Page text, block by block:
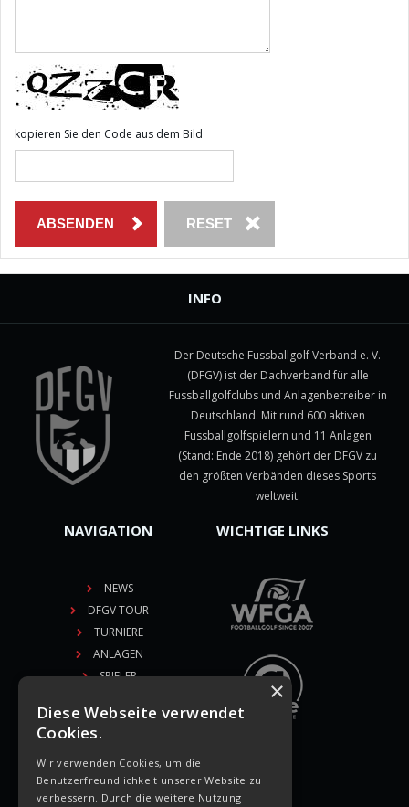
kopieren Sie den Code aus dem Bild
INFO
Der Deutsche Fussballgolf Verband e. V.
(DFGV) ist der Dachverband für alle
Fussballgolfclubs und Anlagenbetreiber in
Deutschland. Mit rund 600 aktiven
Fussballgolfspielern und 11 Anlagen
(Stand: Ende 2018) gehört der DFGV zu
den größten Verbänden dieses Sports
weltweit.
NAVIGATION
NEWS
DFGV TOUR
TURNIERE
ANLAGEN
SPIELER
DFGV
CONTACT
WICHTIGE LINKS
MEDIA PARTNER
×
Diese Webseite verwendet
Cookies.
Wir verwenden Cookies, um die
Benutzerfreundlichkeit unserer Website zu
verbessern. Durch die weitere Nutzung